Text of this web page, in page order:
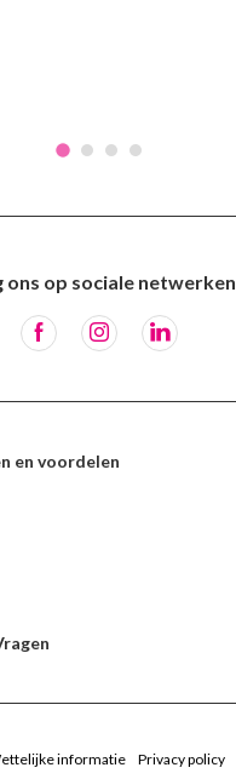
ons op sociale netwerken
en voordelen
informatie Privacy policy